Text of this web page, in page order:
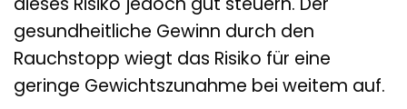
dieses Risiko jedoch gut steuern. Der
gesundheitliche Gewinn durch den
Rauchstopp wiegt das Risiko für eine
geringe Gewichtszunahme bei weitem auf.